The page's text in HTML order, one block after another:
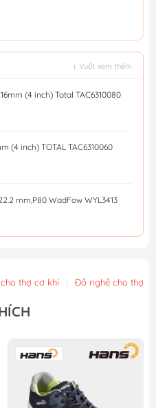
↕ Vuốt xem thêm
(4 inch) Total TAC6310080
(4 inch) TOTAL TAC6310060
mm,P80 WadFow WYL3413
WadFow WAC1347
TAC6310040
thợ cơ khí | Đồ nghề cho thợ